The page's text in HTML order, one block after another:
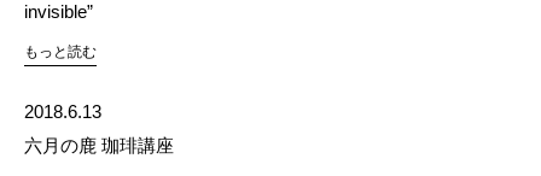
invisible”
もっと読む
2018.6.13
六月の鹿 珈琲講座